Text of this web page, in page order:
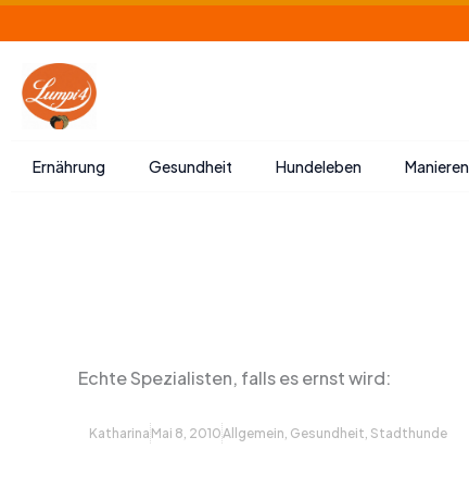
Zum
Inhalt
springen
Ernährung Gesundheit Hundeleben Manieren
Echte Spezialisten, falls es ernst wird:
Katharina Mai 8, 2010Allgemein Gesundheit Stadthunde